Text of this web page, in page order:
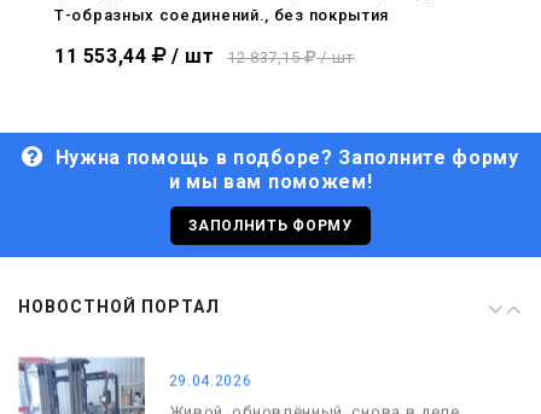
Т-образных соединений., без покрытия
11 553,44 / шт 12 837,15 / шт
Нужна помощь в подборе? Заполните форму
и мы вам поможем!
ЗАПОЛНИТЬ ФОРМУ
НОВОСТНОЙ ПОРТАЛ
29.06.2026
С Днём кораблестроителя!
С Днём Победы. Память, которая с
29.04.2026